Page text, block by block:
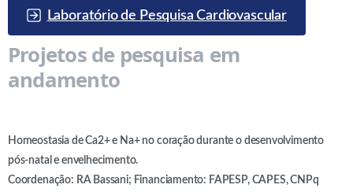
Laboratório de Pesquisa Cardiovascular
Projetos de pesquisa em
andamento
Homeostasia de Ca2+ e Na+ no coração durante o desenvolvimento
pós-natal e envelhecimento.
Coordenação: RA Bassani; Financiamento: FAPESP, CAPES, CNPq